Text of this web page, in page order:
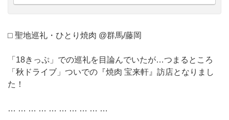
⬜︎ 聖地巡礼・ひとり焼肉 @群馬/藤岡
「18きっぷ」での巡礼を目論んでいたが…つまるところ
「秋ドライブ」ついでの『焼肉 宝来軒』訪店となりまし
た！
… … … … … … … … … …